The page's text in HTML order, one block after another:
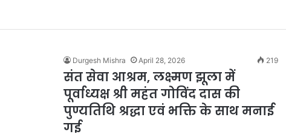
Durgesh Mishra April 28, 2026 219
संत सेवा आश्रम, लक्ष्मण झूला में
पूर्वाध्यक्ष श्री महंत गोविंद दास की
पुण्यतिथि श्रद्धा एवं भक्ति के साथ मनाई
गई